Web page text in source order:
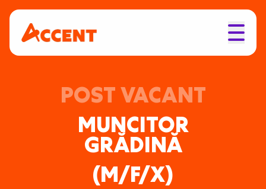
POST VACANT
MUNCITOR
GRĂDINĂ
(M/F/X)